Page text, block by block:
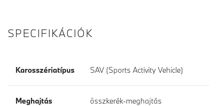
SPECIFIKÁCIÓK
Karosszériatípus SAV (Sports Activity Vehicle)
Meghajtás
összkerék-meghajtás